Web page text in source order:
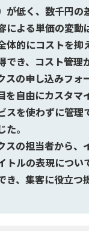
が低く、数千円の
による単価の変動
体的にコストを抑
でき、コスト管理
スの申し込みフォ
を自由にカスタマ
スを使わずに管理
。
スの担当者から、
トルの表現につい
き、集客に役立つ